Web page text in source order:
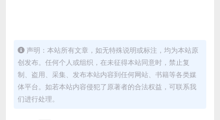
声明：本站所有文章，如无特殊说明或标注，均为本站原
创发布。任何个人或组织，在未征得本站同意时，禁止复
制、盗用、采集、发布本站内容到任何网站、书籍等各类媒
体平台。如若本站内容侵犯了原著者的合法权益，可联系我
们进行处理。